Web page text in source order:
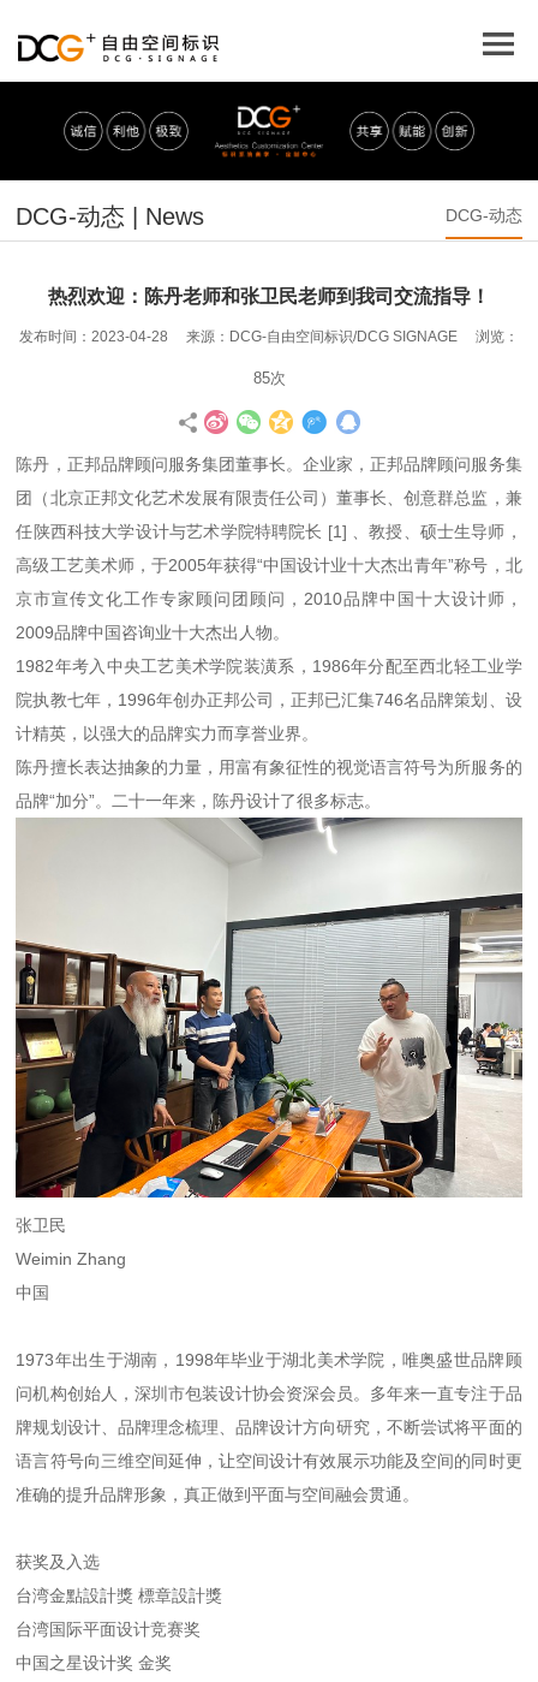
DCG-动态 | News DCG-动态
热烈欢迎：陈丹老师和张卫民老师到我司交流指导！
发布时间：2023-04-28 来源：DCG-自由空间标识/DCG SIGNAGE 浏览：
85次
陈丹，正邦品牌顾问服务集团董事长。企业家，正邦品牌顾问服务集
团（北京正邦文化艺术发展有限责任公司）董事长、创意群总监，兼
任陕西科技大学设计与艺术学院特聘院长 [1] 、教授、硕士生导师，
高级工艺美术师，于2005年获得“中国设计业十大杰出青年”称号，北
京市宣传文化工作专家顾问团顾问，2010品牌中国十大设计师，
2009品牌中国咨询业十大杰出人物。
1982年考入中央工艺美术学院装潢系，1986年分配至西北轻工业学
院执教七年，1996年创办正邦公司，正邦已汇集746名品牌策划、设
计精英，以强大的品牌实力而享誉业界。
陈丹擅长表达抽象的力量，用富有象征性的视觉语言符号为所服务的
品牌“加分”。二十一年来，陈丹设计了很多标志。
张卫民
Weimin Zhang
中国
1973年出生于湖南，1998年毕业于湖北美术学院，唯奥盛世品牌顾
问机构创始人，深圳市包装设计协会资深会员。多年来一直专注于品
牌规划设计、品牌理念梳理、品牌设计方向研究，不断尝试将平面的
语言符号向三维空间延伸，让空间设计有效展示功能及空间的同时更
准确的提升品牌形象，真正做到平面与空间融会贯通。
获奖及入选
台湾金點設計獎 標章設計獎
台湾国际平面设计竞赛奖
中国之星设计奖 金奖